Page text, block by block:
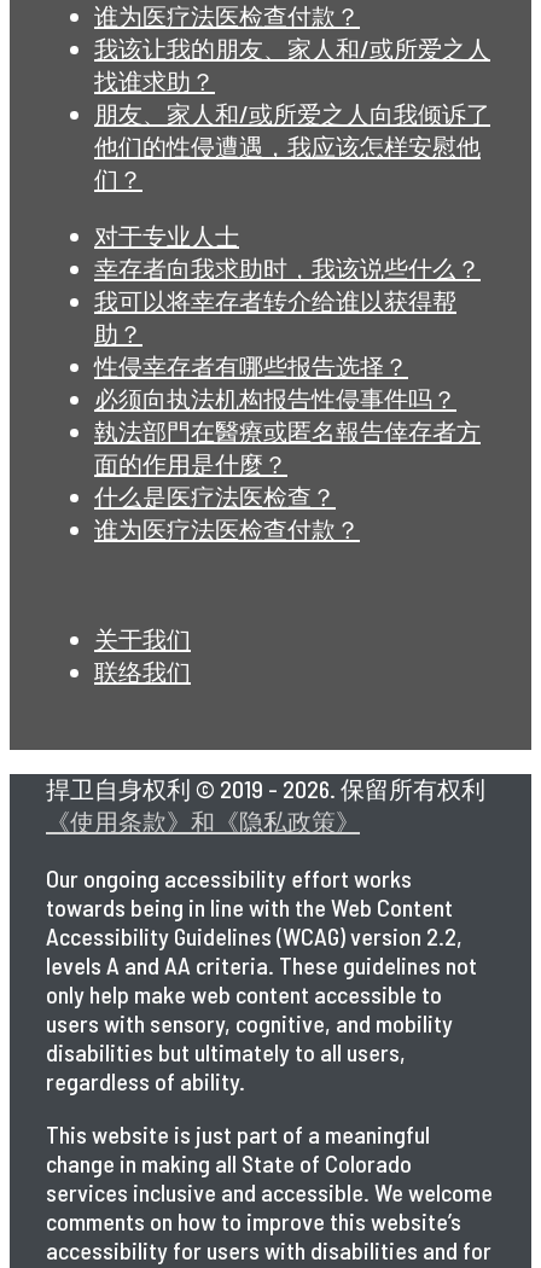
谁为医疗法医检查付款？
我该让我的朋友、家人和/或所爱之人
找谁求助？
朋友、家人和/或所爱之人向我倾诉了
他们的性侵遭遇，我应该怎样安慰他
们？
对于专业人士
幸存者向我求助时，我该说些什么？
我可以将幸存者转介给谁以获得帮
助？
性侵幸存者有哪些报告选择？
必须向执法机构报告性侵事件吗？
執法部門在醫療或匿名報告倖存者方
面的作用是什麼？
什么是医疗法医检查？
谁为医疗法医检查付款？
关于我们
联络我们
捍卫自身权利 © 2019 - 2026. 保留所有权利
《使用条款》和《隐私政策》
Our ongoing accessibility effort works
towards being in line with the Web Content
Accessibility Guidelines (WCAG) version 2.2,
levels A and AA criteria. These guidelines not
only help make web content accessible to
users with sensory, cognitive, and mobility
disabilities but ultimately to all users,
regardless of ability.
This website is just part of a meaningful
change in making all State of Colorado
services inclusive and accessible. We welcome
comments on how to improve this website’s
accessibility for users with disabilities and for